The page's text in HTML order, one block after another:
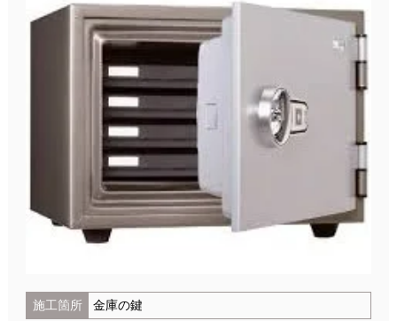
施工箇所 金庫の鍵